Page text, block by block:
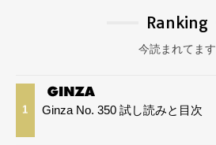
Ranking
今読まれてます
1 Ginza No. 350 試し読みと目次